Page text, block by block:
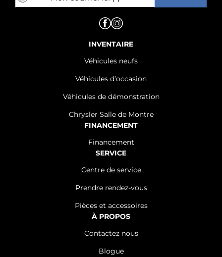
INVENTAIRE
Véhicules neufs
Véhicules d’occasion
Véhicules de démonstration
Chrysler Salle de Montre
FINANCEMENT
Financement
SERVICE
Centre de service
Prendre rendez-vous
Pièces et accessoires
À PROPOS
Contactez nous
Blogue